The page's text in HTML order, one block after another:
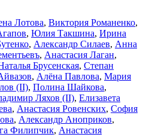
Лотова, Виктория Романенко,
, Юлия Такшина, Ирина
, Александр Силаев, Анна
, Анастасия Лаган,
Брусенская, Степан
, Алёна Павлова, Мария
(II), Полина Шайкова,
Ляхов (II), Елизавета
, Анастасия Ровенских, София
, Александр Аноприков,
Филипчик, Анастасия